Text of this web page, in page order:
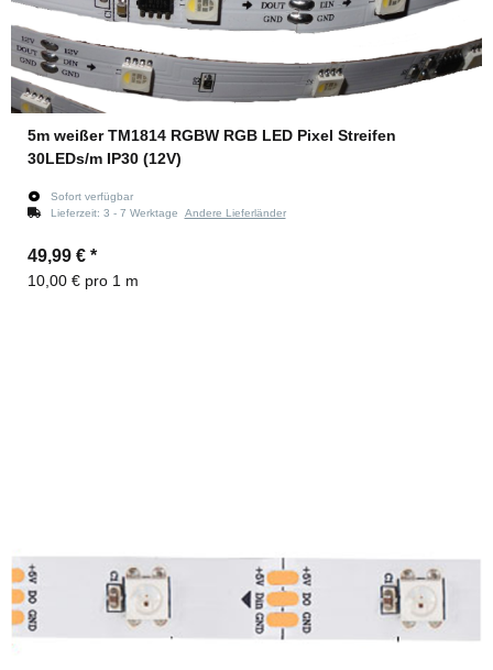
5m weißer TM1814 RGBW RGB LED Pixel Streifen
30LEDs/m IP30 (12V)
Sofort verfügbar
Lieferzeit: 3 - 7 Werktage Andere Lieferländer
49,99 € *
10,00 € pro 1 m